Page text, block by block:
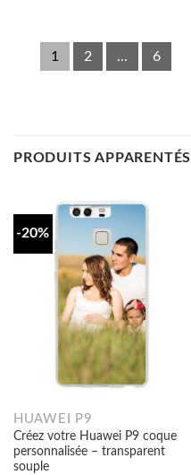
1 2 ... 6
PRODUITS APPARENTÉS
-20%
HUAWEI P9
Créez votre Huawei P9 coque
personnalisée – transparent
souple